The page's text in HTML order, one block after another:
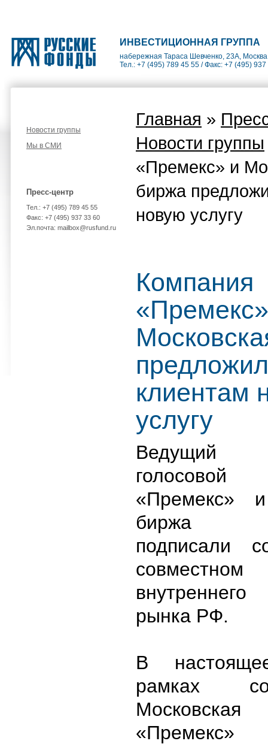
ИНВЕСТИЦИОННАЯ ГРУППА
набережная Тараса Шевченко, 23А,
Тел.: +7 (495) 789 45 55 / Факс: +7 (495)
Новости группы
Мы в СМИ
Пресс-центр
Тел.: +7 (495) 789 45 55
Факс: +7 (495) 937 33 60
Эл.почта: mailbox@rusfund.ru
Главная »
Новости группы
«Премекс» и
биржа
новую услугу
Компания
клиентам
услугу
Ведущий
«Премекс»
биржа
подписали
рынка РФ.
В
рамках
«Премекс»